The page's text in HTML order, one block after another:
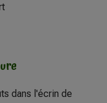
dans l'écrin de